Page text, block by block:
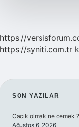
https://
https://syniti.com.tr
SON YAZILAR
Cacık olmak ne demek ?
Ağustos 6, 2026